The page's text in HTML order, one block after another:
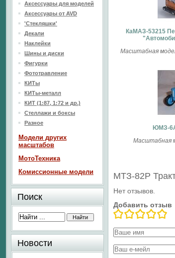
КаМАЗ-53215
Масштабная
ЮМЗ-
Масштабная
МТЗ-82Р
Нет отзывов.
Добавить отзыв
Аксессуары для моделей
Аксессуары от AVD
'Стекляшки'
Декали
Наклейки
Шины и диски
Фигурки
Фототравление
КИТы
КИТы-металл
КИТ (1:87, 1:72 и др.)
Стеллажи и боксы
Разное
Модели других
масштабов
МотоТехника
Комиссионные модели
Поиск
Новости